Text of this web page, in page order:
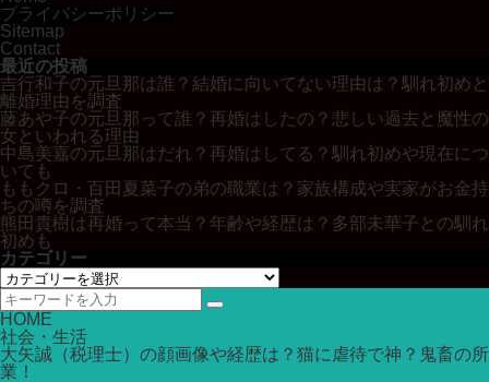
プライバシーポリシー
Sitemap
Contact
最近の投稿
吉行和子の元旦那は誰？結婚に向いてない理由は？馴れ初めと
離婚理由を調査
藤あや子の元旦那って誰？再婚はしたの？悲しい過去と魔性の
女といわれる理由
中島美嘉の元旦那はだれ？再婚はしてる？馴れ初めや現在につ
いても
ももクロ・百田夏菜子の弟の職業は？家族構成や実家がお金持
ちの噂を調査
熊田貴樹は再婚って本当？年齢や経歴は？多部未華子との馴れ
初めも
カテゴリー
カ
テ
ゴ
リ
ー
HOME
社会・生活
大矢誠（税理士）の顔画像や経歴は？猫に虐待で神？鬼畜の所
業！